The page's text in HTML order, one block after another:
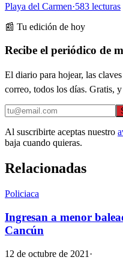
Playa del Carmen·583 lecturas
📰 Tu edición de hoy
Recibe el periódico de
El diario para hojear, las
correo, todos los días. Gratis,
Al suscribirte aceptas nuestro
baja cuando quieras.
Relacionadas
Policiaca
Ingresan a menor
Cancún
12 de octubre de 2021 ·